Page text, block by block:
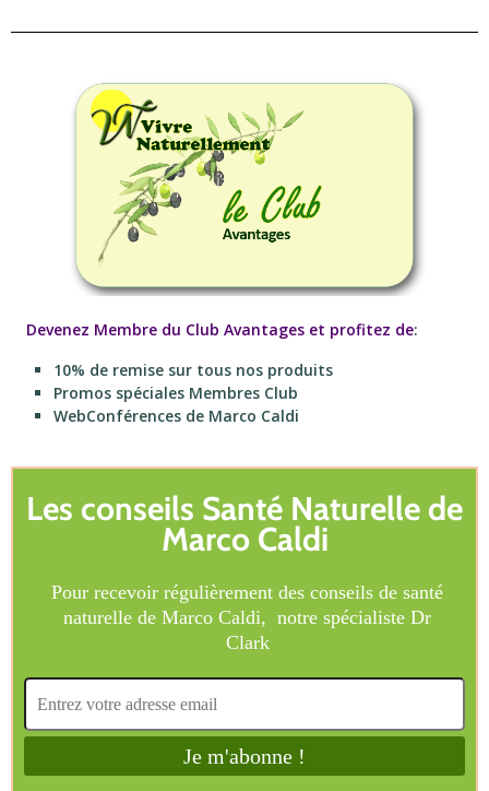
Devenez Membre du Club Avantages et profitez de:
10% de remise sur tous nos produits
Promos spéciales Membres Club
WebConférences de Marco Caldi